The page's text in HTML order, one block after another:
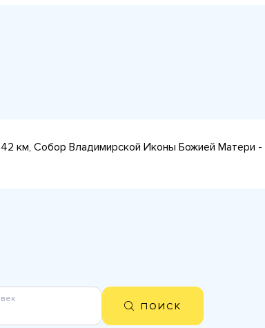
км, Собор Владимирской Иконы Божией Матери
ПОИСК